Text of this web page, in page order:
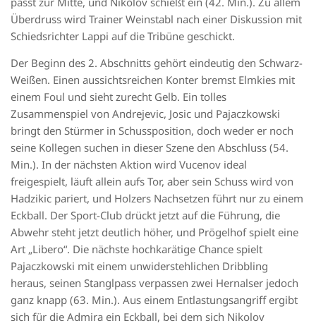
Überdruss wird Trainer Weinstabl nach einer Diskussion mit
Schiedsrichter Lappi auf die Tribüne geschickt.
Der Beginn des 2. Abschnitts gehört eindeutig den Schwarz-
Weißen. Einen aussichtsreichen Konter bremst Elmkies mit
einem Foul und sieht zurecht Gelb. Ein tolles
Zusammenspiel von Andrejevic, Josic und Pajaczkowski
bringt den Stürmer in Schussposition, doch weder er noch
seine Kollegen suchen in dieser Szene den Abschluss (54.
Min.). In der nächsten Aktion wird Vucenov ideal
freigespielt, läuft allein aufs Tor, aber sein Schuss wird von
Hadzikic pariert, und Holzers Nachsetzen führt nur zu einem
Eckball. Der Sport-Club drückt jetzt auf die Führung, die
Abwehr steht jetzt deutlich höher, und Prögelhof spielt eine
Art „Libero“. Die nächste hochkarätige Chance spielt
Pajaczkowski mit einem unwiderstehlichen Dribbling
heraus, seinen Stanglpass verpassen zwei Hernalser jedoch
ganz knapp (63. Min.). Aus einem Entlastungsangriff ergibt
sich für die Admira ein Eckball, bei dem sich Nikolov